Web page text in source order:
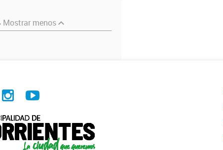
Mostrar menos